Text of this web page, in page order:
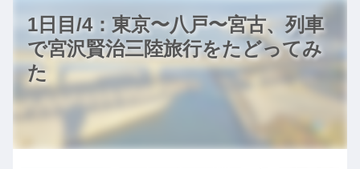
1日目/4：東京〜八戸〜宮古、列車
で宮沢賢治三陸旅行をたどってみ
た